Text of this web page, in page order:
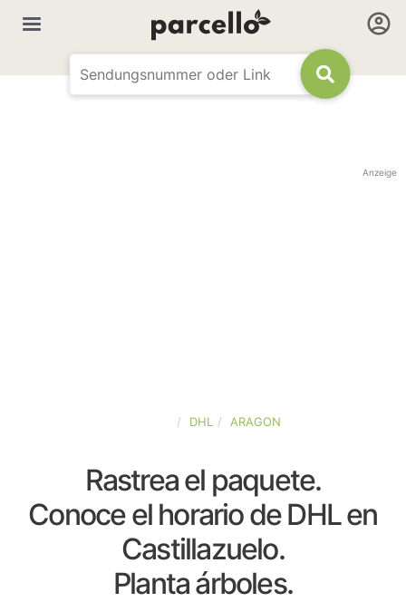
Anzeige
DHL ARAGON
Rastrea el paquete.
Conoce el horario de DHL en
Castillazuelo.
Planta árboles.